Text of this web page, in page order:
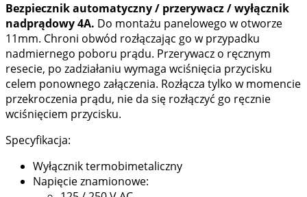
Bezpiecznik automatyczny / przerywacz / wyłącznik
nadprądowy 4A. Do montażu panelowego w otworze
11mm. Chroni obwód rozłączając go w przypadku
nadmiernego poboru prądu. Przerywacz o ręcznym
resecie, po zadziałaniu wymaga wciśnięcia przycisku
celem ponownego załączenia. Rozłącza tylko w momencie
przekroczenia prądu, nie da się rozłączyć go ręcznie
wciśnięciem przycisku.
Specyfikacja:
Wyłącznik termobimetaliczny
Napięcie znamionowe: